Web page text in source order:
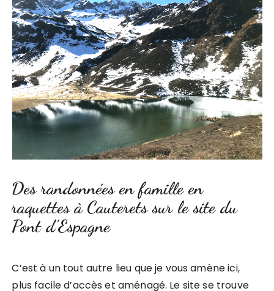
Des randonnées en famille en
raquettes à Cauterets sur le site du
Pont d’Espagne
C’est à un tout autre lieu que je vous amène ici,
plus facile d’accès et aménagé. Le site se trouve